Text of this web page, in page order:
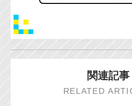
関連記事
RELATED